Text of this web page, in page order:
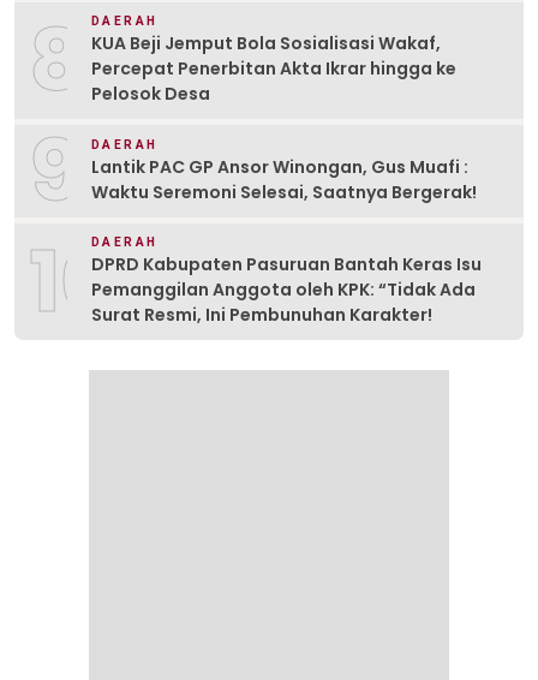
8 DAERAH
KUA Beji Jemput Bola Sosialisasi Wakaf,
Percepat Penerbitan Akta Ikrar hingga ke
Pelosok Desa
9 DAERAH
Lantik PAC GP Ansor Winongan, Gus Muafi :
Waktu Seremoni Selesai, Saatnya Bergerak!
10DAERAH
DPRD Kabupaten Pasuruan Bantah Keras Isu
Pemanggilan Anggota oleh KPK: “Tidak Ada
Surat Resmi, Ini Pembunuhan Karakter!